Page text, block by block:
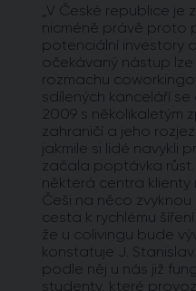
„V České republice je
nicméně právě proto
potenciální investory
očekávaný nástup
rozmachu
sdílených kanceláří
2009 s několikaletým
zahraničí a jeho
jakmile si lidé navykli
začala poptávka
některá centra klienty
Češi na něco
cesta k rychlému
že u colivingu bude
konstatuje J.
podle něj u nás již
studenty, které